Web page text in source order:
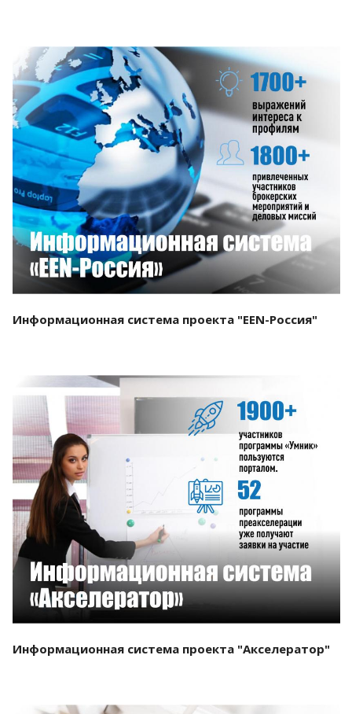
Смотреть проект
Информационная система проекта "EEN-Россия"
Смотреть проект
Информационная система проекта "Акселератор"